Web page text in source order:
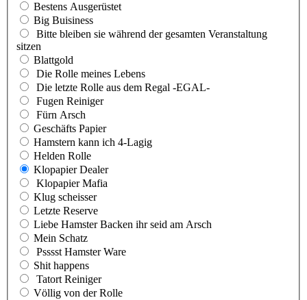
Bestens Ausgerüstet
Big Buisiness
Bitte bleiben sie während der gesamten Veranstaltung
sitzen
Blattgold
Die Rolle meines Lebens
Die letzte Rolle aus dem Regal -EGAL-
Fugen Reiniger
Fürn Arsch
Geschäfts Papier
Hamstern kann ich 4-Lagig
Helden Rolle
Klopapier Dealer
Klopapier Mafia
Klug scheisser
Letzte Reserve
Liebe Hamster Backen ihr seid am Arsch
Mein Schatz
Psssst Hamster Ware
Shit happens
Tatort Reiniger
Völlig von der Rolle